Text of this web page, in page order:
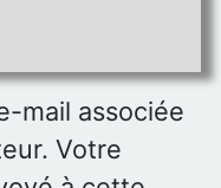
mail associée
Votre